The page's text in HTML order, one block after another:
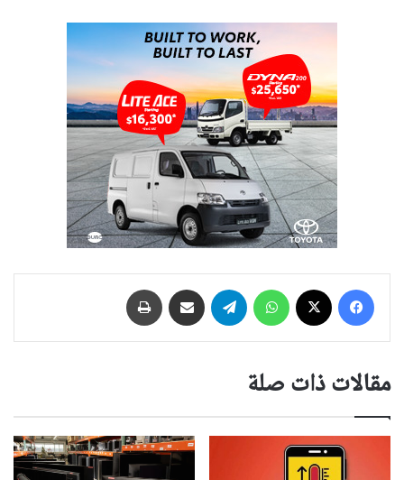
فيسبوك واتساب تيلقرام مشاركة عبر البريد
مقالات ذات صلة